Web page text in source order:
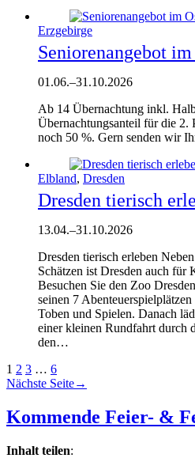
Erzgebirge
Seniorenangebot
01.06.–31.10.2026
Ab 14 Übernachtung inkl.
Übernachtungsanteil für die 2.
noch 50 %. Gern senden wir
Elbland, Dresden
Dresden tierisch
13.04.–31.10.2026
Dresden tierisch erleben
Schätzen ist Dresden auch
Besuchen Sie den Zoo
seinen 7
Toben und Spielen. Danach
einer kleinen Rundfahrt durch
den…
1 2 3 … 6
Nächste Seite→
Kommende Feier- &
Inhalt teilen: